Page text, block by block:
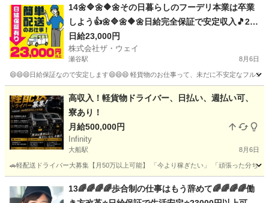
14🌼🔷🌼🔶🌼その日暮らしのフーデリ本業は卒業
しよう👍🌼🔷🌼🔶🌼日給完全保証で安定収入🎵230
00円以上も可🔥配送未経験者大歓迎🌟🌟🌟
日給23,000円
株式会社ザ・ウェイ
瀬谷駅 8月6日
😄😄😄日給保証なので安定します😄😄😄 軽貨物のお仕事って、未だに不安定なフル
瀬谷駅 配送 ギグワーク
高収入！軽貨物ドライバー、日払い、週払い可、
寮あり！
月給500,000円
Infinity
大船駅 8月6日
🚗軽配送ドライバー大募集【月50万以上可能】 「今より稼ぎたい」 「頑張った分
大船駅 ドライバー 貨物
13🌈🌈🌈🌈歩合制の仕事はもう辞めて🌈🌈🌈🌈働